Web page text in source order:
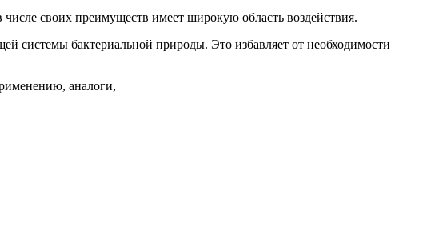
своих преимуществ имеет широкую область воздействия.
системы бактериальной природы. Это избавляет от необходимости